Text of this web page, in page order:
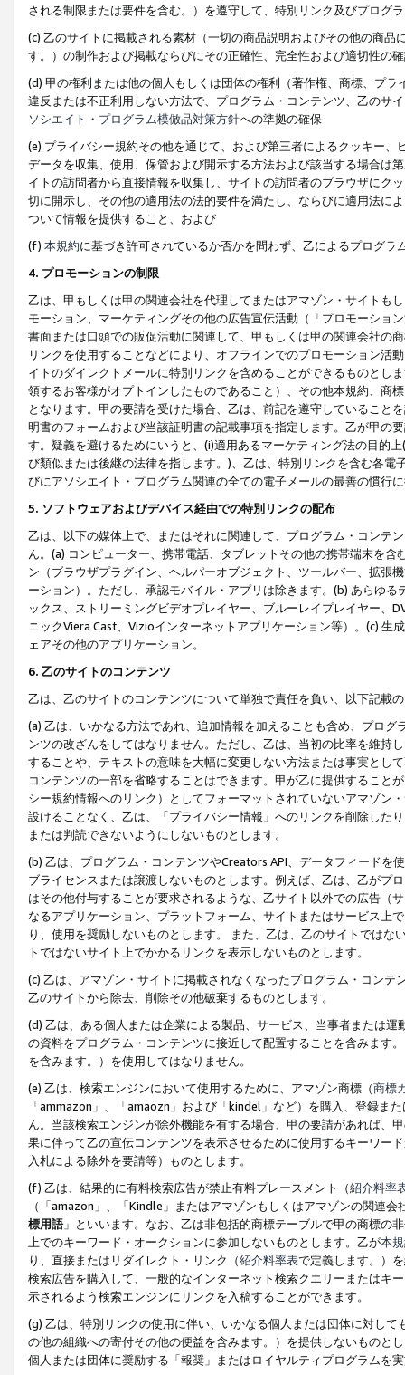
される制限または要件を含む。）を遵守して、特別リンク及びプログ
(c) 乙のサイトに掲載される素材（一切の商品説明およびその他の商
す。）の制作および掲載ならびにその正確性、完全性および適切性の
(d) 甲の権利または他の個人もしくは団体の権利（著作権、商標、プ
違反または不正利用しない方法で、プログラム・コンテンツ、乙のサ
ソシエイト・プログラム模倣品対策方針への準拠の確保
(e) プライバシー規約その他を通じて、および第三者によるクッキー
データを収集、使用、保管および開示する方法および該当する場合は
イトの訪問者から直接情報を収集し、サイトの訪問者のブラウザにク
切に開示し、その他の適用法の法的要件を満たし、ならびに適用法に
ついて情報を提供すること、および
(f) 本規約に基づき許可されているか否かを問わず、乙によるプログ
4. プロモーションの制限
乙は、甲もしくは甲の関連会社を代理してまたはアマゾン・サイトも
モーション、マーケティングその他の広告宣伝活動（「プロモーショ
書面または口頭での販促活動に関連して、甲もしくは甲の関連会社の
リンクを使用することなどにより、オフラインでのプロモーション活
イトのダイレクトメールに特別リンクを含めることができるものとし
領するお客様がオプトインしたものであること）、その他本規約、商
となります。甲の要請を受けた場合、乙は、前記を遵守していること
明書のフォームおよび当該証明書の記載事項を指定します。乙が甲の
す。疑義を避けるためにいうと、(i)適用あるマーケティング法の目的
び類似または後継の法律を指します。)、乙は、特別リンクを含む各
びにアソシエイト・プログラム関連の全ての電子メールの最善の慣行
5. ソフトウェアおよびデバイス経由での特別リンクの配布
乙は、以下の媒体上で、またはそれに関連して、プログラム・コンテ
ん。(a) コンピューター、携帯電話、タブレットその他の携帯端末を
ン（ブラウザプラグイン、ヘルパーオブジェクト、ツールバー、拡張
ーション）。ただし、承認モバイル・アプリは除きます。(b) あらゆ
ックス、ストリーミングビデオプレイヤー、ブルーレイプレイヤー、
ニックViera Cast、Vizioインターネットアプリケーション等）。(c)
ェアその他のアプリケーション。
6. 乙のサイトのコンテンツ
乙は、乙のサイトのコンテンツについて単独で責任を負い、以下記載
(a) 乙は、いかなる方法であれ、追加情報を加えることも含め、プロ
ンツの改ざんをしてはなりません。ただし、乙は、当初の比率を維持
することや、テキストの意味を大幅に変更しない方法または事実とし
コンテンツの一部を省略することはできます。甲が乙に提供すること
シー規約情報へのリンク）としてフォーマットされていないアマゾン
設けることなく、乙は、「プライバシー情報」へのリンクを削除した
または判読できないようにしないものとします。
(b) 乙は、プログラム・コンテンツやCreators API、データフィード
ブライセンスまたは譲渡しないものとします。例えば、乙は、乙がプ
はその他付与することが要求されるような、乙サイト以外での広告（
なるアプリケーション、プラットフォーム、サイトまたはサービス上
り、使用を奨励しないものとします。 また、乙は、乙のサイトでは
トではないサイト上でかかるリンクを表示しないものとします。
(c) 乙は、アマゾン・サイトに掲載されなくなったプログラム・コン
乙のサイトから除去、削除その他破棄するものとします。
(d) 乙は、ある個人または企業による製品、サービス、当事者または
の資料をプログラム・コンテンツに接近して配置することを含みます
を含みます。）を使用してはなりません。
(e) 乙は、検索エンジンにおいて使用するために、アマゾン商標（商標
「ammazon」、「amaozn」および「kindel」など）を購入、登録ま
ん。当該検索エンジンが除外機能を有する場合、甲の要請があれば、
果に伴って乙の宣伝コンテンツを表示させるために使用するキーワー
入札による除外を要請等）ものとします。
(f) 乙は、結果的に有料検索広告が禁止有料プレースメント（紹介料率
（「amazon」、「Kindle」またはアマゾンもしくはアマゾンの関連
標用語」といいます。なお、乙は非包括的商標テーブルで甲の商標の
上でのキーワード・オークションに参加しないものとします。乙が本
り、直接またはリダイレクト・リンク（紹介料率表で定義します。）
検索広告を購入して、一般的なインターネット検索クエリーまたはキ
示されるよう検索エンジンにリンクを入稿することができます。
(g) 乙は、特別リンクの使用に伴い、いかなる個人または団体に対し
の他の組織への寄付その他の便益を含みます。）を提供しないものと
個人または団体に奨励する「報奨」またはロイヤルティプログラムを